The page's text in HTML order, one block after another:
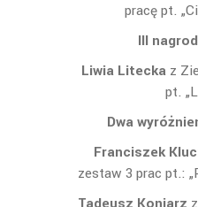
pracę pt.
III
Liwia Litecka z
pt.
Dwa
Franciszek
zestaw 3 prac pt.: